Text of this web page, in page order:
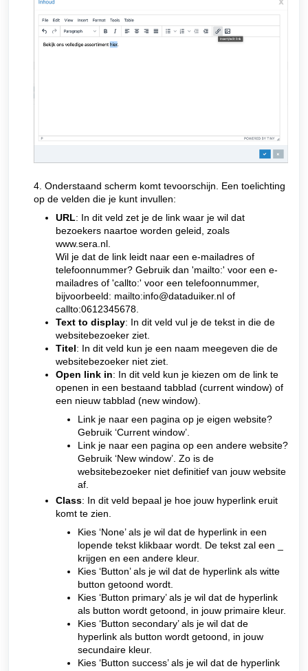
4. Onderstaand scherm komt tevoorschijn. Een toelichting
op de velden die je kunt invullen:
URL: In dit veld zet je de link waar je wil dat
bezoekers naartoe worden geleid, zoals
www.sera.nl.
Wil je dat de link leidt naar een e-mailadres of
telefoonnummer? Gebruik dan 'mailto:' voor een e-
mailadres of 'callto:' voor een telefoonnummer,
bijvoorbeeld: mailto:info@dataduiker.nl of
callto:0612345678.
Text to display: In dit veld vul je de tekst in die de
websitebezoeker ziet.
Titel: In dit veld kun je een naam meegeven die de
websitebezoeker niet ziet.
Open link in: In dit veld kun je kiezen om de link te
openen in een bestaand tabblad (current window) of
een nieuw tabblad (new window).
Link je naar een pagina op je eigen website?
Gebruik ‘Current window’.
Link je naar een pagina op een andere website?
Gebruik ‘New window’. Zo is de
websitebezoeker niet definitief van jouw website
af.
Class: In dit veld bepaal je hoe jouw hyperlink eruit
komt te zien.
Kies ‘None’ als je wil dat de hyperlink in een
lopende tekst klikbaar wordt. De tekst zal een _
krijgen en een andere kleur.
Kies ‘Button’ als je wil dat de hyperlink als witte
button getoond wordt.
Kies ‘Button primary’ als je wil dat de hyperlink
als button wordt getoond, in jouw primaire kleur.
Kies ‘Button secondary’ als je wil dat de
hyperlink als button wordt getoond, in jouw
secundaire kleur.
Kies ‘Button success’ als je wil dat de hyperlink